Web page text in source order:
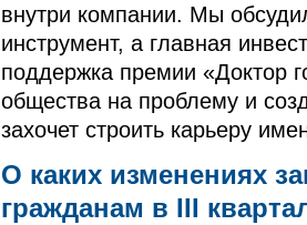
внутри компании. Мы
инструмент, а главная
поддержка премии «Доктор
общества на проблему и
захочет строить карьеру
О каких изменениях
гражданам в III